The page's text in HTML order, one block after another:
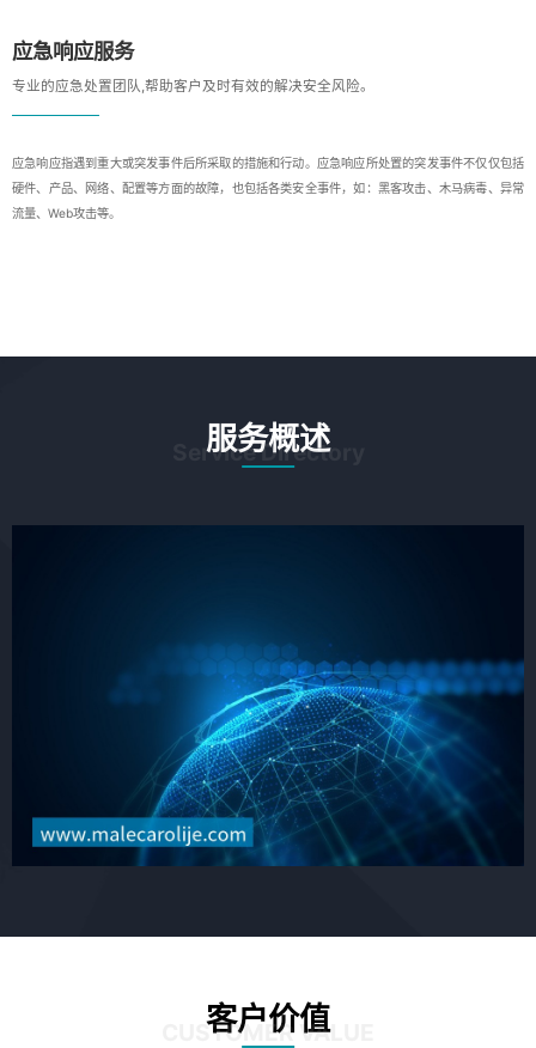
应急响应服务
专业的应急处置团队,帮助客户及时有效的解决安全风险。
应急响应指遇到重大或突发事件后所采取的措施和行动。应急响应所处置的突发事件不仅仅包括
硬件、产品、网络、配置等方面的故障，也包括各类安全事件，如：黑客攻击、木马病毒、异常
流量、Web攻击等。
服务概述
Service Directory
客户价值
CUSTOMER VALUE